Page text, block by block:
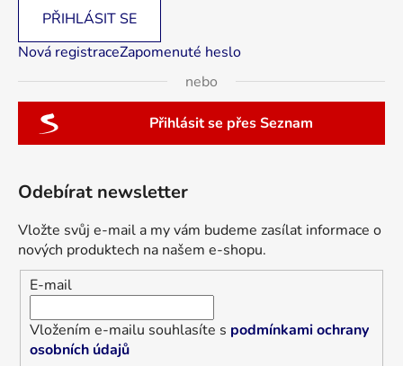
PŘIHLÁSIT SE
Nová registraceZapomenuté heslo
nebo
Přihlásit se přes Seznam
Odebírat newsletter
Vložte svůj e-mail a my vám budeme zasílat informace o
nových produktech na našem e-shopu.
E-mail
Vložením e-mailu souhlasíte s podmínkami ochrany
osobních údajů